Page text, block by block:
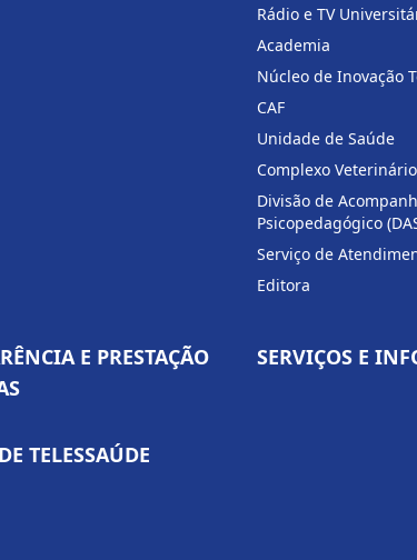
Rádio e TV
Academia
Núcleo de Inovação
CAF
Unidade de Saúde
Complexo Veterinário
Divisão de
Psicopedagógico
Serviço de
Editora
E PRESTAÇÃO
SERVIÇOS E
TELESSAÚDE